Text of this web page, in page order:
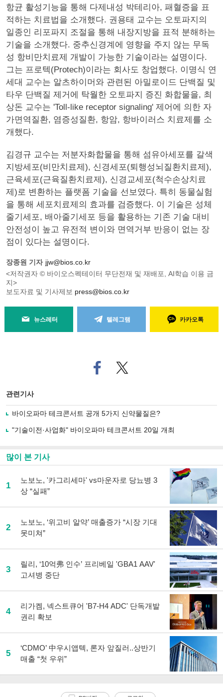
항균 활성기능을 통해 다제내성 박테리아, 패혈증을 표
적하는 치료법을 소개했다. 권용태 교수는 오토파지의
일종인 리포파지 조절을 통해 내장지방을 표적 분해하는
기술을 소개했다. 중추신경계에 영향을 주지 않는 무독
성 항비만치료제 개발이 가능한 기술이라는 설명이다.
그는 프로텍(Protech)이라는 회사도 창업했다. 이명식 연
세대 교수는 알츠하이머와 관련된 아밀로이드 단백질 및
타우 단백질 제거에 탁월한 오토파지 증진 화합물을, 최
상돈 교수는 'Toll-like receptor signaling' 제어에 의한 자
가면역질환, 염증성질환, 항암, 항바이러스 치료제를 소
개했다.
김경규 교수는 저분자화합물을 통해 섬유아세포를 갈색
지방세포(비만치료제), 신경세포(퇴행성뇌질환치료제),
근육세포(근육질환치료제), 신경교세포(척수손상치료
제)로 변환하는 플랫폼 기술을 선보였다. 특히 동물실험
을 통해 세포치료제의 효과를 검증했다. 이 기술은 성체
줄기세포, 배아줄기세포 등을 활용하는 기존 기술 대비
안전성이 높고 유전적 변이와 면역거부 반응이 없는 장
점이 있다는 설명이다.
장종원 기자 jjw@bios.co.kr
<저작권자 © 바이오스펙테이터 무단전재 및 재배포, AI학습 이용 금
지>
보도자료 및 기사제보 press@bios.co.kr
뉴스레터 텔레그램 카카오톡
페
이
로
기
사
기
트위
터로
관련기사
바이오파마 테크콘서트 공개 5가지 신약물질은?
"기술이전·사업화" 바이오파마 테크콘서트 20일 개최
많이 본 기사
1
노보노, '카그리세마' vs마운자로 당뇨병 3
상 “실패”
2
노보노, ‘위고비 알약’ 매출증가 “시장 기대
못미쳐”
3
릴리, ‘10억弗 인수’ 프리베일 'GBA1 AAV'
고셔병 중단
4
리가켐, 넥스트큐어 'B7-H4 ADC' 단독개발
권리 확보
5
‘CDMO’ 中우시앱텍, 론자 앞질러..상반기
매출 “첫 우위”